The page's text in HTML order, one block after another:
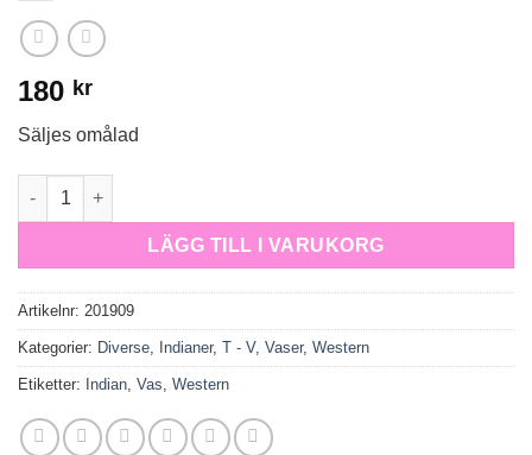
180 kr
Säljes omålad
Indianvas med fjädrar mängd
LÄGG TILL I VARUKORG
Artikelnr: 201909
Kategorier: Diverse, Indianer, T - V, Vaser, Western
Etiketter: Indian, Vas, Western